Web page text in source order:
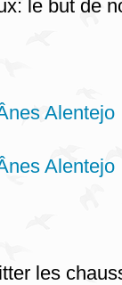
le but de
les